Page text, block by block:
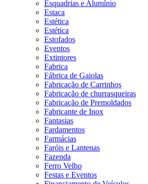
Esquadrias e Alumínio
Estaca
Estética
Estética
Estofados
Eventos
Extintores
Fabrica
Fábrica de Gaiolas
Fabricação de Carrinhos
Fabricação de churrasqueiras
Fabricação de Premoldados
Fabricante de Inox
Fantasias
Fardamentos
Farmácias
Faróis e Lantenas
Fazenda
Ferro Velho
Festas e Eventos